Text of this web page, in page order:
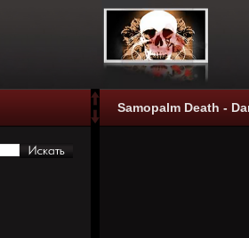
Samopalm Death -